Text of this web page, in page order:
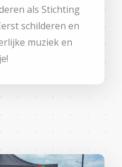
als Stichting
schilderen en
muziek en